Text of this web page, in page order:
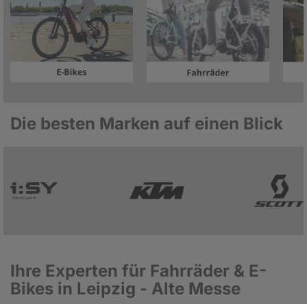
Die besten Marken auf einen Blick
Ihre Experten für Fahrräder & E-
Bikes in Leipzig - Alte Messe